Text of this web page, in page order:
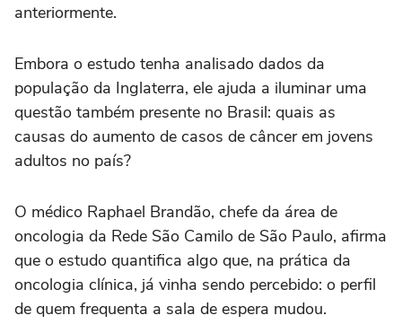
anteriormente.
Embora o estudo tenha analisado dados da
população da Inglaterra, ele ajuda a iluminar uma
questão também presente no Brasil: quais as
causas do aumento de casos de câncer em jovens
adultos no país?
O médico Raphael Brandão, chefe da área de
oncologia da Rede São Camilo de São Paulo, afirma
que o estudo quantifica algo que, na prática da
oncologia clínica, já vinha sendo percebido: o perfil
de quem frequenta a sala de espera mudou.